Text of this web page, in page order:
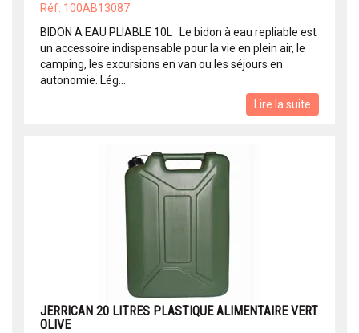
Réf: 100AB13087
BIDON A EAU PLIABLE 10L Le bidon à eau repliable est
un accessoire indispensable pour la vie en plein air, le
camping, les excursions en van ou les séjours en
autonomie. Lég...
Lire la suite
JERRICAN 20 LITRES PLASTIQUE ALIMENTAIRE VERT
OLIVE